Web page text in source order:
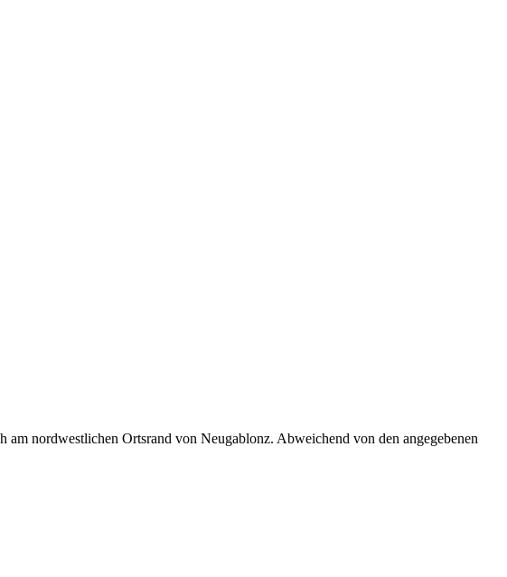
nordwestlichen Ortsrand von Neugablonz. Abweichend von den angegebenen